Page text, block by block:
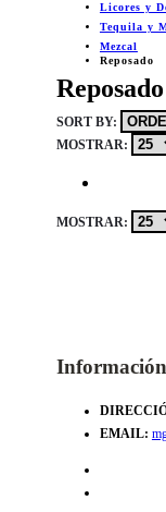
Licores y
Tequila y
Mezcal
Reposado
Reposado
SORT BY:
MOSTRAR:
MOSTRAR:
EMAIL: